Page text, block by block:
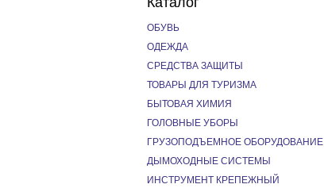
ОБУВЬ
ОДЕЖДА
СРЕДСТВА ЗАЩИТЫ
ТОВАРЫ ДЛЯ ТУРИЗМА
БЫТОВАЯ ХИМИЯ
ГОЛОВНЫЕ УБОРЫ
ГРУЗОПОДЪЕМНОЕ ОБОРУДОВАНИЕ
ДЫМОХОДНЫЕ СИСТЕМЫ
ИНСТРУМЕНТ КРЕПЕЖНЫЙ